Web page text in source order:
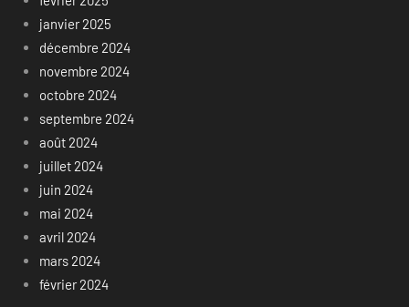
janvier 2025
décembre 2024
novembre 2024
octobre 2024
septembre 2024
août 2024
juillet 2024
juin 2024
mai 2024
avril 2024
mars 2024
février 2024